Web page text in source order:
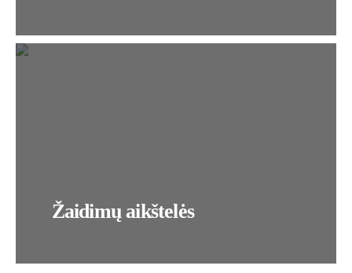
Žaidimų aikštelės